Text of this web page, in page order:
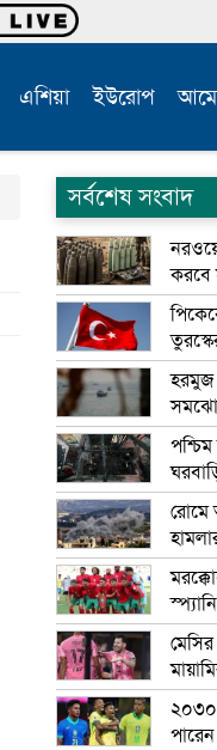
এশিয়া ইউরোপ
সর্বশেষ সংবাদ
করবে
হরমুজ
রোমে
২০৩০